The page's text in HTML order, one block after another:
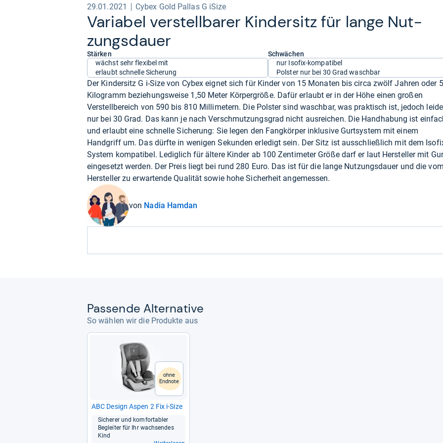
29.01.2021 Cybex Gold Pallas G iSize
Varia­bel ver­stell­ba­rer Kin­der­sitz für lange Nut­
zungs­dauer
Stärken
wächst sehr flexibel mit
erlaubt schnelle Sicherung
Schwächen
nur Isofix-kompatibel
Polster nur bei 30 Grad waschbar
Der Kindersitz G i-Size von Cybex eignet sich für Kinder von 15 Monaten bis circa zwölf Jahren oder
Kilogramm beziehungsweise 1,50 Meter Körpergröße. Dafür erlaubt er in der Höhe einen großen
Verstellbereich von 590 bis 810 Millimetern. Die Polster sind waschbar, was praktisch ist, jedoch
nur bei 30 Grad. Das kann je nach Verschmutzungsgrad nicht ausreichen. Die Handhabung ist
und erlaubt eine schnelle Sicherung: Sie legen den Fangkörper inklusive Gurtsystem mit einem
Handgriff um. Das dürfte in wenigen Sekunden erledigt sein. Der Sitz ist ausschließlich mit dem
System kompatibel. Lediglich für ältere Kinder ab 100 Zentimeter Größe darf er laut Hersteller mit
eingesetzt werden. Der Preis liegt bei rund 280 Euro. Das ist für die lange Nutzungsdauer und die vom
Hersteller zu erwartende Qualität sowie hohe Sicherheit angemessen.
von Nadia Hamdan
Pas­sende Alter­na­tive
So wählen wir die Produkte aus
ohne
Endnote
ABC Design Aspen 2 Fix i-​Size
Siche­rer und kom­for­ta­bler
Beglei­ter für Ihr wach­sen­des
Kind